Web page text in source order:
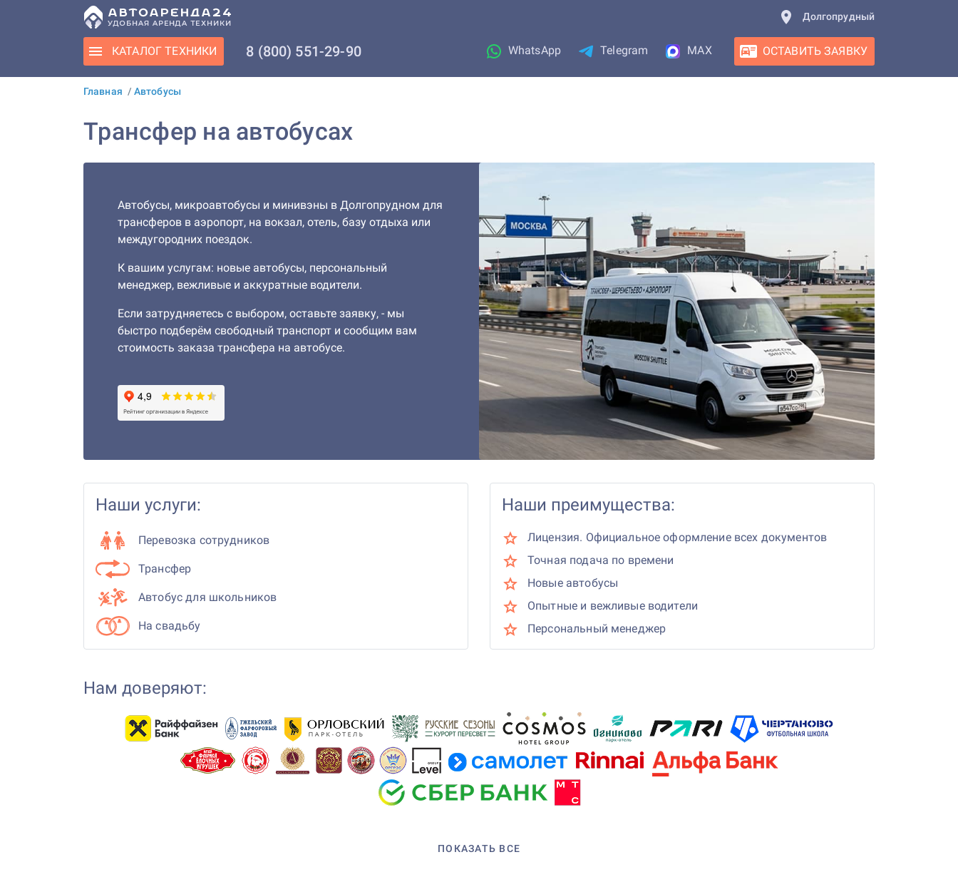
Долгопрудный
КАТАЛОГ ТЕХНИКИ 8 (800) 551-29-90 WhatsApp Telegram MAX ОСТАВИТЬ ЗАЯВКУ
Главная / Автобусы
Трансфер на автобусах
Автобусы, микроавтобусы и минивэны в Долгопрудном для
трансферов в аэропорт, на вокзал, отель, базу отдыха или
междугородних поездок.
К вашим услугам: новые автобусы, персональный
менеджер, вежливые и аккуратные водители.
Если затрудняетесь с выбором, оставьте заявку, - мы
быстро подберём свободный транспорт и сообщим вам
стоимость заказа трансфера на автобусе.
Наши услуги:
Перевозка сотрудников
Трансфер
Автобус для школьников
На свадьбу
Наши преимущества:
Лицензия. Официальное оформление всех документов
Точная подача по времени
Новые автобусы
Опытные и вежливые водители
Персональный менеджер
Нам доверяют:
ПОКАЗАТЬ ВСЕ